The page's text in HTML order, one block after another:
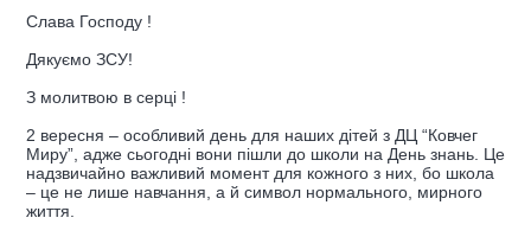
Слава Господу !
Дякуємо ЗСУ!
З молитвою в серці !
2 вересня – особливий день для наших дітей з ДЦ “Ковчег
Миру”, адже сьогодні вони пішли до школи на День знань. Це
надзвичайно важливий момент для кожного з них, бо школа
– це не лише навчання, а й символ нормального, мирного
життя.